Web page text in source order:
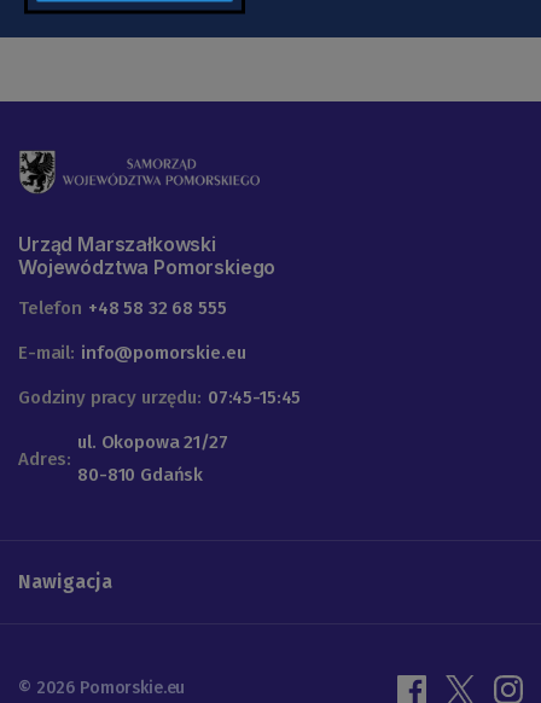
Urząd Marszałkowski
Województwa Pomorskiego
Telefon +48 58 32 68 555
E-mail: info@pomorskie.eu
Godziny pracy urzędu: 07:45-15:45
Adres:
ul. Okopowa 21/27
80-810 Gdańsk
Nawigacja
© 2026 Pomorskie.eu